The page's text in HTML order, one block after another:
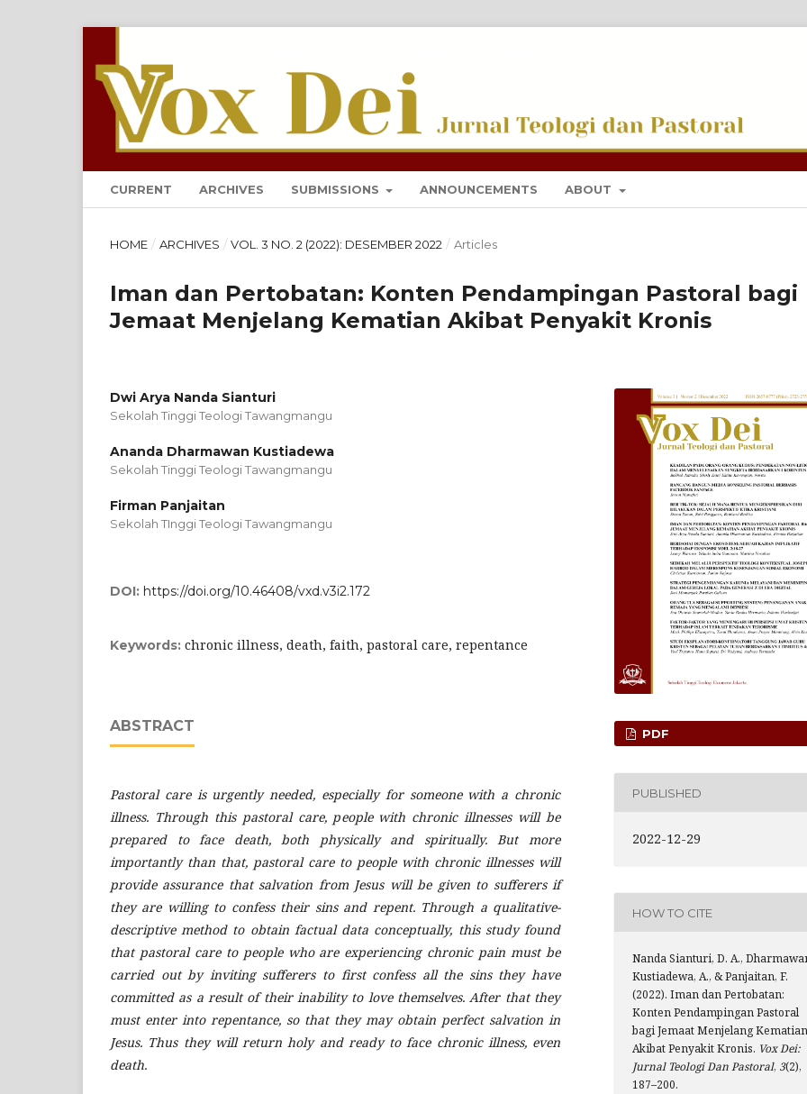
CURRENT ARCHIVES SUBMISSIONS ANNOUNCEMENTS ABOUT
HOME / ARCHIVES / VOL. 3 NO. 2 (2022): DESEMBER 2022 / Articles
Iman dan Pertobatan: Konten Pendampingan Pastoral bagi
Jemaat Menjelang Kematian Akibat Penyakit Kronis
Dwi Arya Nanda Sianturi
Sekolah Tinggi Teologi Tawangmangu
Ananda Dharmawan Kustiadewa
Sekolah Tinggi Teologi Tawangmangu
Firman Panjaitan
Sekolah TInggi Teologi Tawangmangu
DOI: https://doi.org/10.46408/vxd.v3i2.172
Keywords: chronic illness, death, faith, pastoral care, repentance
ABSTRACT
Pastoral care is urgently needed, especially for someone with a chronic
illness. Through this pastoral care, people with chronic illnesses will be
prepared to face death, both physically and spiritually. But more
importantly than that, pastoral care to people with chronic illnesses will
provide assurance that salvation from Jesus will be given to sufferers if
they are willing to confess their sins and repent. Through a qualitative-
descriptive method to obtain factual data conceptually, this study found
that pastoral care to people who are experiencing chronic pain must be
carried out by inviting sufferers to first confess all the sins they have
committed as a result of their inability to love themselves. After that they
must enter into repentance, so that they may obtain perfect salvation in
Jesus. Thus they will return holy and ready to face chronic illness, even
death.
PDF
PUBLISHED
2022-12-29
HOW TO CITE
Nanda Sianturi, D. A.,
Kustiadewa, A., & Panjaitan, F.
(2022). Iman dan Pertobatan:
Konten Pendampingan Pastoral
bagi Jemaat Menjelang Kematian
Akibat Penyakit Kronis. Vox Dei:
Jurnal Teologi Dan Pastoral, 3(2),
187–200.